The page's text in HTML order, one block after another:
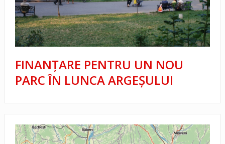
FINANȚARE PENTRU UN NOU
PARC ÎN LUNCA ARGEȘULUI